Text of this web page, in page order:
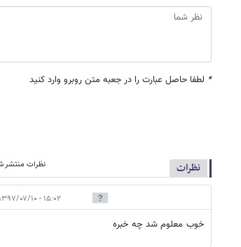
* لطفا حاصل عبارت را در جعبه متن روبرو وارد کنید
نظرات نظرات منتشر
۱۵:۰۲ - ۱۳۹۷/۰۷/۱۰
خوب معلوم شد چه خبره